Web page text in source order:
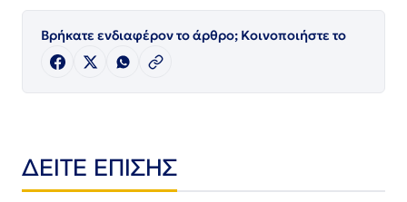
Βρήκατε ενδιαφέρον το άρθρο; Κοινοποιήστε το
ΔΕΙΤΕ ΕΠΙΣΗΣ